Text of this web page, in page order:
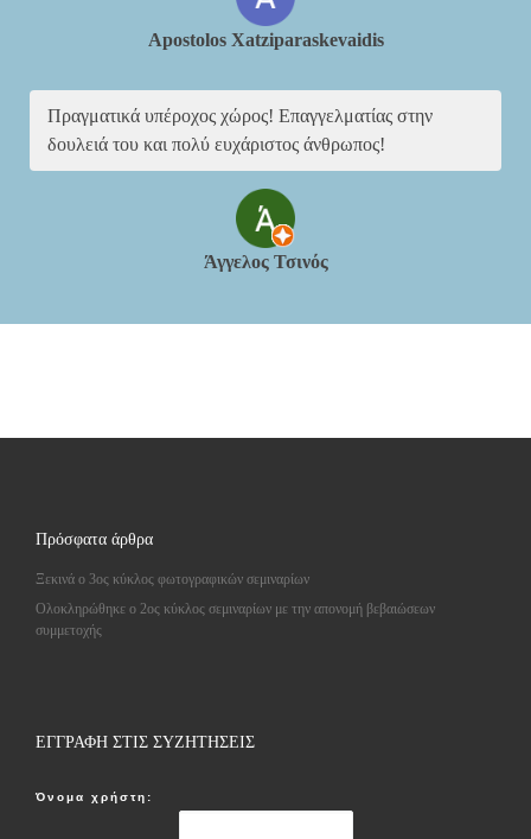
Apostolos Xatziparaskevaidis
Πραγματικά υπέροχος χώρος! Επαγγελματίας στην
δουλειά του και πολύ ευχάριστος άνθρωπος!
Άγγελος Τσινός
Πρόσφατα άρθρα
Ξεκινά ο 3ος κύκλος φωτογραφικών σεμιναρίων
Ολοκληρώθηκε ο 2ος κύκλος σεμιναρίων με την απονομή βεβαιώσεων
συμμετοχής
ΕΓΓΡΑΦΗ ΣΤΙΣ ΣΥΖΗΤΗΣΕΙΣ
Όνομα χρήστη: